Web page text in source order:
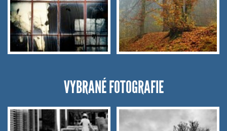
VYBRANÉ FOTOGRAFIE